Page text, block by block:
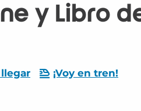
y Libro
¡Voy en tren!